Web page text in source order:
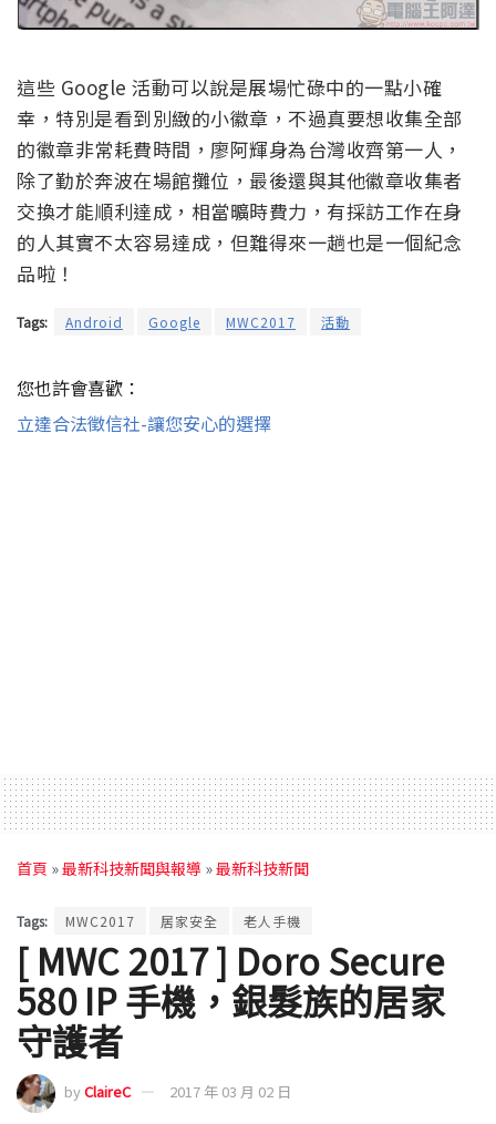
這些 Google 活動可以說是展場忙碌中的一點小確
幸，特別是看到別緻的小徽章，不過真要想收集全部
的徽章非常耗費時間，廖阿輝身為台灣收齊第一人，
除了勤於奔波在場館攤位，最後還與其他徽章收集者
交換才能順利達成，相當曠時費力，有採訪工作在身
的人其實不太容易達成，但難得來一趟也是一個紀念
品啦！
Tags: Android Google MWC2017 活動
您也許會喜歡：
立達合法徵信社-讓您安心的選擇
首頁 »最新科技新聞與報導 »最新科技新聞
Tags: MWC2017 居家安全 老人手機
[ MWC 2017 ] Doro Secure
580 IP 手機，銀髮族的居家
守護者
byClaireC 2017 年 03 月 02 日